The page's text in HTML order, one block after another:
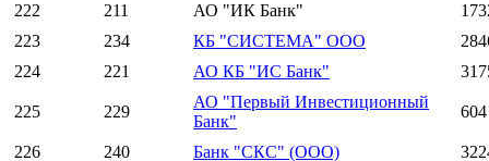
222
211 АО "ИК Банк"
223
234 КБ "СИСТЕМА" ООО
224
221 АО КБ "ИС Банк"
225 229
АО "Первый Инвестиционный
Банк"
604
226 240 Банк "СКС" (ООО)